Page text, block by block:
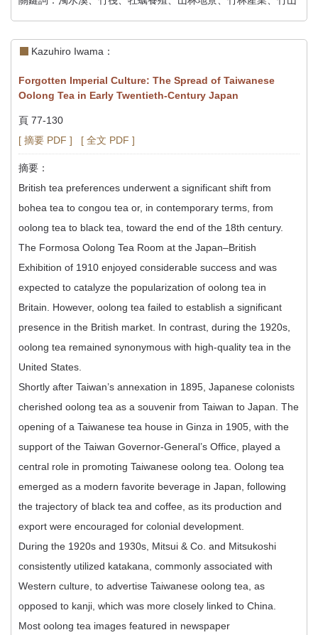
Kazuhiro Iwama：
Forgotten Imperial Culture: The Spread of Taiwanese
Oolong Tea in Early Twentieth-Century Japan
頁 77-130
[ 摘要 PDF ]
[ 全文 PDF ]
摘要：
British tea preferences underwent a significant shift from
bohea tea to congou tea or, in contemporary terms, from
oolong tea to black tea, toward the end of the 18th century.
The Formosa Oolong Tea Room at the Japan–British
Exhibition of 1910 enjoyed considerable success and was
expected to catalyze the popularization of oolong tea in
Britain. However, oolong tea failed to establish a significant
presence in the British market. In contrast, during the 1920s,
oolong tea remained synonymous with high-quality tea in the
United States.
Shortly after Taiwan’s annexation in 1895, Japanese colonists
cherished oolong tea as a souvenir from Taiwan to Japan. The
opening of a Taiwanese tea house in Ginza in 1905, with the
support of the Taiwan Governor-General’s Office, played a
central role in promoting Taiwanese oolong tea. Oolong tea
emerged as a modern favorite beverage in Japan, following
the trajectory of black tea and coffee, as its production and
export were encouraged for colonial development.
During the 1920s and 1930s, Mitsui & Co. and Mitsukoshi
consistently utilized katakana, commonly associated with
Western culture, to advertise Taiwanese oolong tea, as
opposed to kanji, which was more closely linked to China.
Most oolong tea images featured in newspaper